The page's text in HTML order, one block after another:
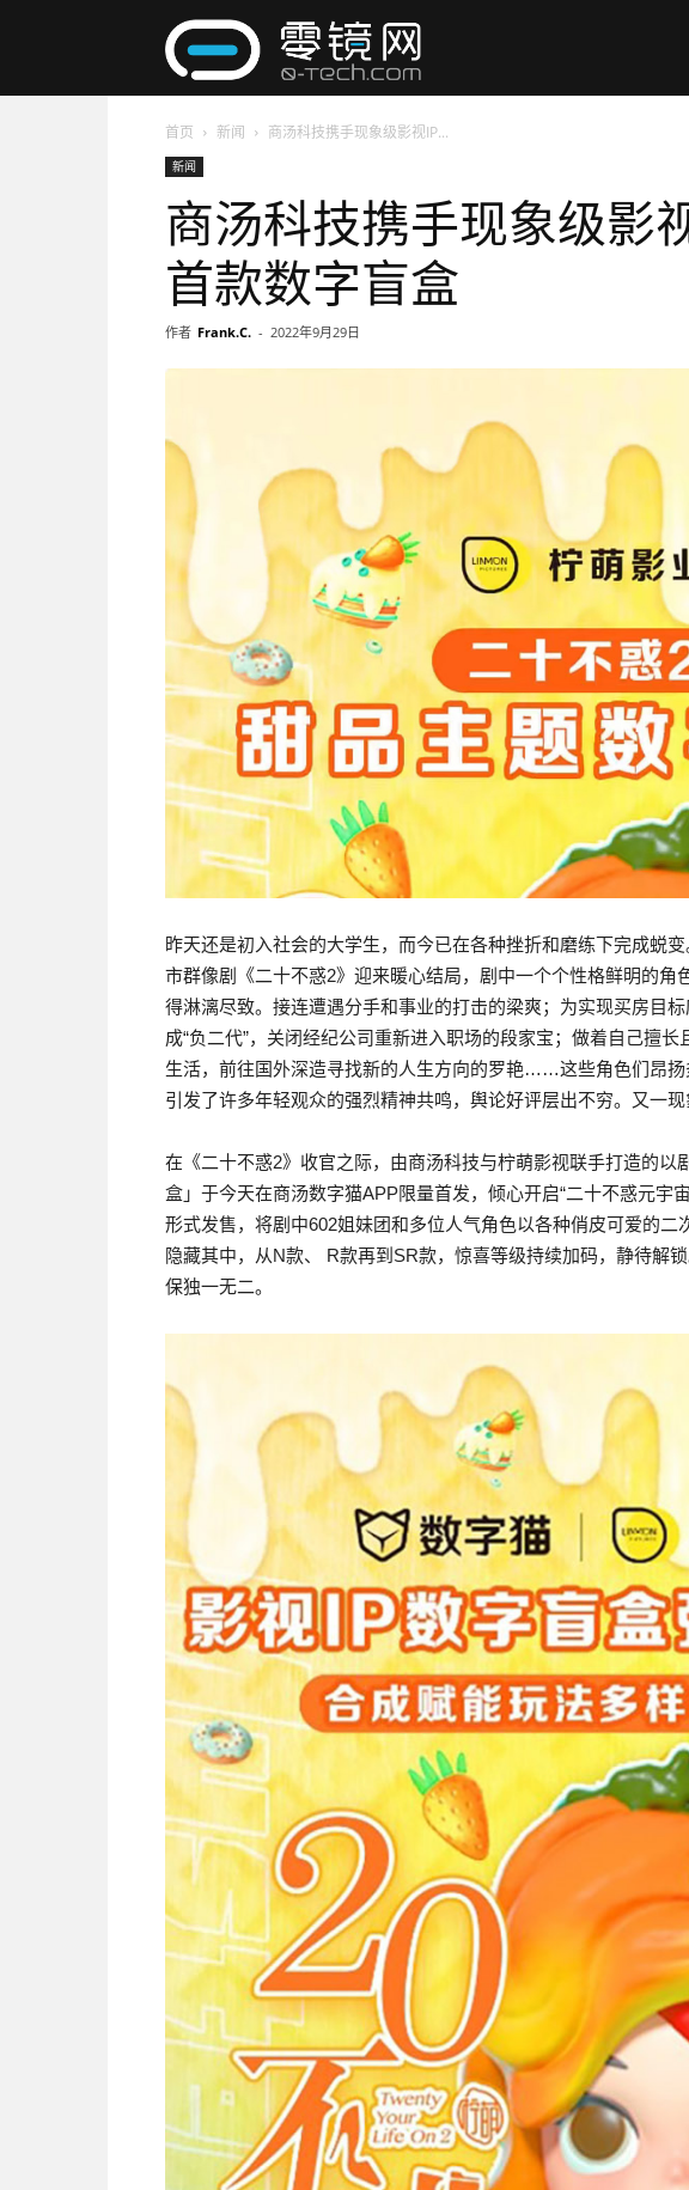
镜
网
首页 新闻 商汤科技携手现象级影视IP...
新闻
商汤科技携手现象级影
首款数字盲盒
作者 Frank.C. - 2022年9月29日
昨天还是初入社会的大学生，而今已在各种挫折和磨练下完成蜕
市群像剧《二十不惑2》迎来暖心结局，剧中一个个性格鲜明的角
得淋漓尽致。接连遭遇分手和事业的打击的梁爽；为实现买房目
成“负二代”，关闭经纪公司重新进入职场的段家宝；做着自己擅
生活，前往国外深造寻找新的人生方向的罗艳……这些角色们昂扬
引发了许多年轻观众的强烈精神共鸣，舆论好评层出不穷。又一现
在《二十不惑2》收官之际，由商汤科技与柠萌影视联手打造的以
盒」于今天在商汤数字猫APP限量首发，倾心开启“二十不惑元宇
形式发售，将剧中602姐妹团和多位人气角色以各种俏皮可爱的二
隐藏其中，从N款、 R款再到SR款，惊喜等级持续加码，静待解
保独一无二。